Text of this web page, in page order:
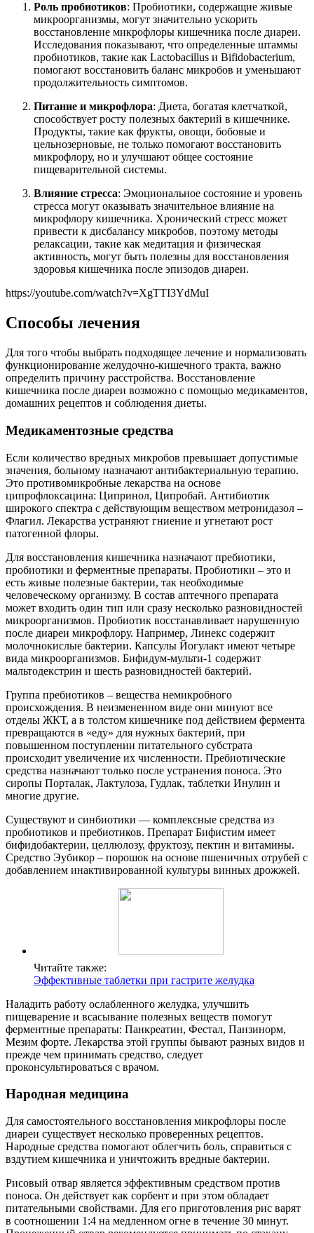
Роль пробиотиков: Пробиотики, содержащие живые
микроорганизмы, могут значительно ускорить
восстановление микрофлоры кишечника после диареи.
Исследования показывают, что определенные штаммы
пробиотиков, такие как Lactobacillus и Bifidobacterium,
помогают восстановить баланс микробов и уменьшают
продолжительность симптомов.
Питание и микрофлора: Диета, богатая клетчаткой,
способствует росту полезных бактерий в кишечнике.
Продукты, такие как фрукты, овощи, бобовые и
цельнозерновые, не только помогают восстановить
микрофлору, но и улучшают общее состояние
пищеварительной системы.
Влияние стресса: Эмоциональное состояние и уровень
стресса могут оказывать значительное влияние на
микрофлору кишечника. Хронический стресс может
привести к дисбалансу микробов, поэтому методы
релаксации, такие как медитация и физическая
активность, могут быть полезны для восстановления
здоровья кишечника после эпизодов диареи.
https://youtube.com/watch?v=XgTTI3YdMuI
Способы лечения
Для того чтобы выбрать подходящее лечение и нормализовать
функционирование желудочно-кишечного тракта, важно
определить причину расстройства. Восстановление
кишечника после диареи возможно с помощью медикаментов,
домашних рецептов и соблюдения диеты.
Медикаментозные средства
Если количество вредных микробов превышает допустимые
значения, больному назначают антибактериальную терапию.
Это противомикробные лекарства на основе
ципрофлоксацина: Ципринол, Ципробай. Антибиотик
широкого спектра с действующим веществом метронидазол –
Флагил. Лекарства устраняют гниение и угнетают рост
патогенной флоры.
Для восстановления кишечника назначают пребиотики,
пробиотики и ферментные препараты. Пробиотики – это и
есть живые полезные бактерии, так необходимые
человеческому организму. В состав аптечного препарата
может входить один тип или сразу несколько разновидностей
микроорганизмов. Пробиотик восстанавливает нарушенную
после диареи микрофлору. Например, Линекс содержит
молочнокислые бактерии. Капсулы Йогулакт имеют четыре
вида микроорганизмов. Бифидум-мульти-1 содержит
мальтодекстрин и шесть разновидностей бактерий.
Группа пребиотиков – вещества немикробного
происхождения. В неизмененном виде они минуют все
отделы ЖКТ, а в толстом кишечнике под действием фермента
превращаются в «еду» для нужных бактерий, при
повышенном поступлении питательного субстрата
происходит увеличение их численности. Пребиотические
средства назначают только после устранения поноса. Это
сиропы Порталак, Лактулоза, Гудлак, таблетки Инулин и
многие другие.
Существуют и синбиотики — комплексные средства из
пробиотиков и пребиотиков. Препарат Бифистим имеет
бифидобактерии, целлюлозу, фруктозу, пектин и витамины.
Средство Эубикор – порошок на основе пшеничных отрубей с
добавлением инактивированной культуры винных дрожжей.
Читайте также:
Эффективные таблетки при гастрите желудка
Наладить работу ослабленного желудка, улучшить
пищеварение и всасывание полезных веществ помогут
ферментные препараты: Панкреатин, Фестал, Панзинорм,
Мезим форте. Лекарства этой группы бывают разных видов и
прежде чем принимать средство, следует
проконсультироваться с врачом.
Народная медицина
Для самостоятельного восстановления микрофлоры после
диареи существует несколько проверенных рецептов.
Народные средства помогают облегчить боль, справиться с
вздутием кишечника и уничтожить вредные бактерии.
Рисовый отвар является эффективным средством против
поноса. Он действует как сорбент и при этом обладает
питательными свойствами. Для его приготовления рис варят
в соотношении 1:4 на медленном огне в течение 30 минут.